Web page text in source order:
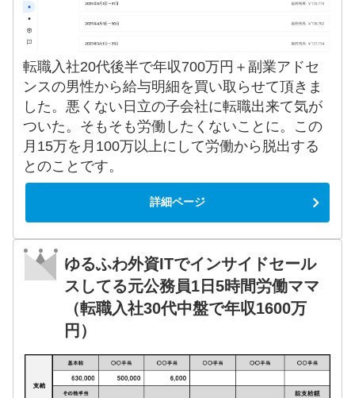
転職入社20代後半で年収700万円＋副業アドセ
ンスの男性から給与明細を買い取らせて頂きま
した。悪くない日立の子会社に転職出来て気が
ついた。そもそも労働したくないことに。この
月15万を月100万以上にして労働から脱出する
とのことです。
詳細ページ
ゆるふわ外資ITでインサイドセール
スしてる元公務員1日5時間労働ママ
（転職入社30代中盤で年収1600万
円）